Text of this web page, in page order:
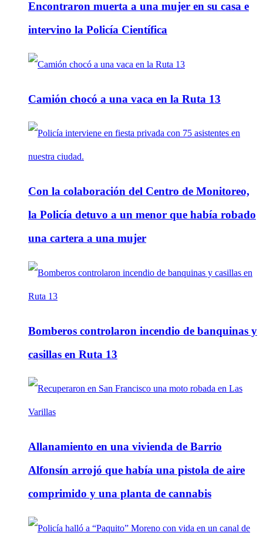
Encontraron muerta a una mujer en su casa e
intervino la Policía Científica
Camión chocó a una vaca en la Ruta 13
Con la colaboración del Centro de Monitoreo,
la Policía detuvo a un menor que había robado
una cartera a una mujer
Bomberos controlaron incendio de banquinas y
casillas en Ruta 13
Allanamiento en una vivienda de Barrio
Alfonsín arrojó que había una pistola de aire
comprimido y una planta de cannabis